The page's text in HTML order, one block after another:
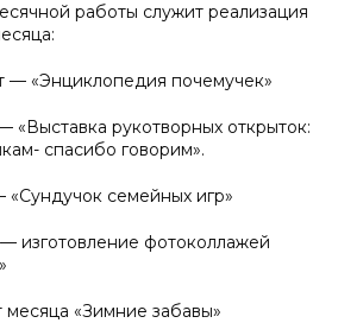
работы служит реализация
— «Энциклопедия почемучек»
«Выставка рукотворных открыток:
спасибо говорим».
семейных игр»
изготовление фотоколлажей
«Зимние забавы»